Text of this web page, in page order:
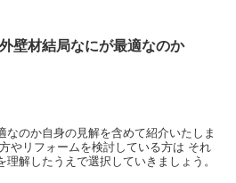
外壁材結局なにが最適なのか
なのか自身の見解を含めて紹介いたしま
やリフォームを検討している方は それ
解したうえで選択していきましょう。